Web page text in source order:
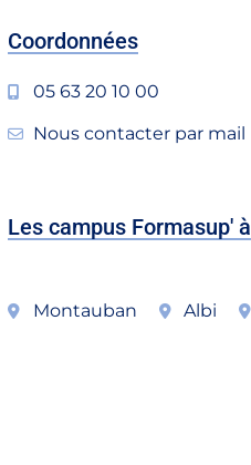
Coordonnées
05 63 20 10 00
Nous contacter par mail
Les campus Formasup' à
Montauban Albi